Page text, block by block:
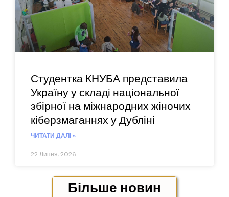
Студентка КНУБА представила
Україну у складі національної
збірної на міжнародних жіночих
кіберзмаганнях у Дубліні
ЧИТАТИ ДАЛІ »
22 Липня, 2026
Більше новин